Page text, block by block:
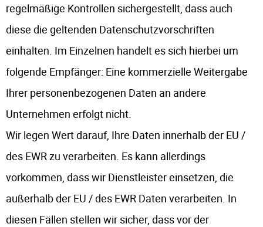
regelmäßige Kontrollen sichergestellt, dass auch
diese die geltenden Datenschutzvorschriften
einhalten. Im Einzelnen handelt es sich hierbei um
folgende Empfänger: Eine kommerzielle Weitergabe
Ihrer personenbezogenen Daten an andere
Unternehmen erfolgt nicht.
Wir legen Wert darauf, Ihre Daten innerhalb der EU /
des EWR zu verarbeiten. Es kann allerdings
vorkommen, dass wir Dienstleister einsetzen, die
außerhalb der EU / des EWR Daten verarbeiten. In
diesen Fällen stellen wir sicher, dass vor der